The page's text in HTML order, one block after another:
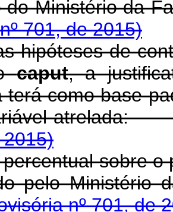
do Ministério
701, de 2015)
hipóteses de
caput, a
terá como base
2015)
sobre o
pelo
nº 701, de